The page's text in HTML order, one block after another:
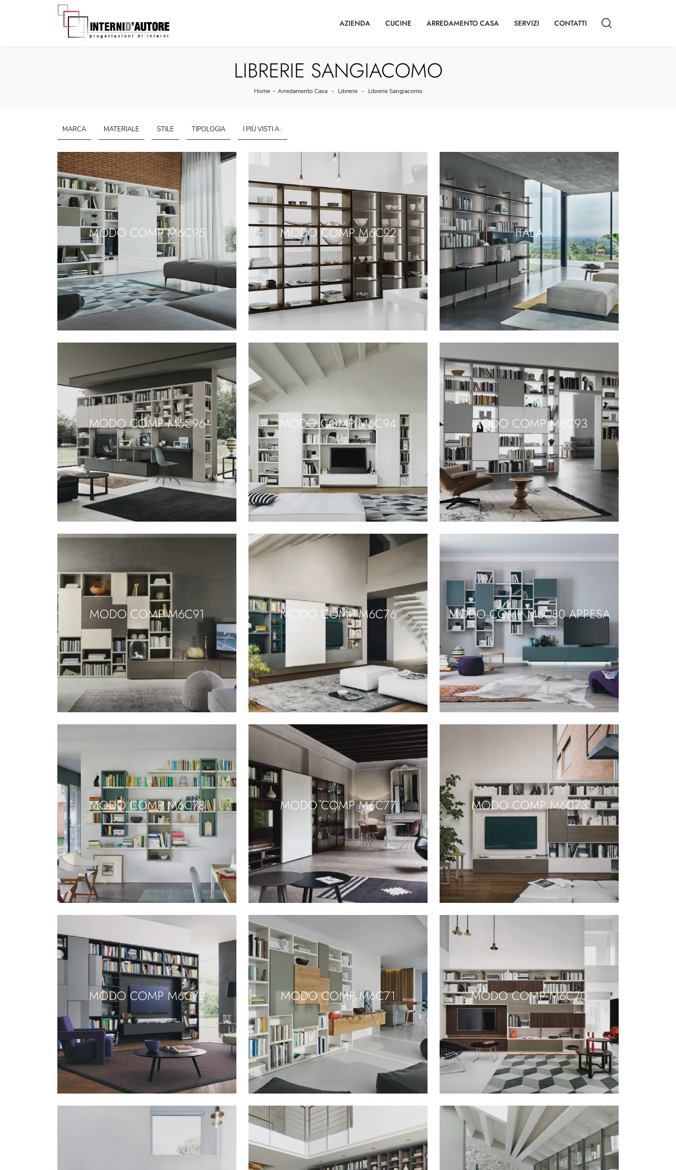
AZIENDA CUCINE ARREDAMENTO CASA SERVIZI CONTATTI
LIBRERIE SANGIACOMO
Home - Arredamento Casa - Librerie - Librerie Sangiacomo
MARCA MATERIALE STILE TIPOLOGIA I PIÙ VISTI A :
MODO COMP M6C95 MODO COMP M6C92 ITALA
MODO COMP M6C96 MODO COMP M6C94 MODO COMP M6C93
MODO COMP M6C91 MODO COMP M6C76 MODO COMP M6C80 APPESA
MODO COMP M6C78 MODO COMP M6C77 MODO COMP M6C73
MODO COMP M6C72 MODO COMP M6C71 MODO COMP M6C70